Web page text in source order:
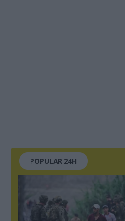
POPULAR 24H